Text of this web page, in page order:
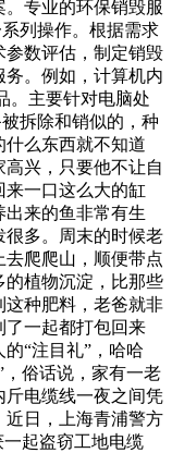
专业的环保销毁服
列操作。根据需求
参数评估，制定销毁
。例如，计算机内
。主要针对电脑处
拆除和销似的，种
什么东西就不知道
兴，只要他不让自
来一口这么大的缸
出来的鱼非常有生
很多。周末的时候老
爬爬山，顺便带点
的植物沉淀，比那些
这种肥料，老爸就非
了一起都打包回来
“注目礼”，哈哈
俗话说，家有一老
斤电缆线一夜之间凭
近日，上海青浦警方
起盗窃工地电缆